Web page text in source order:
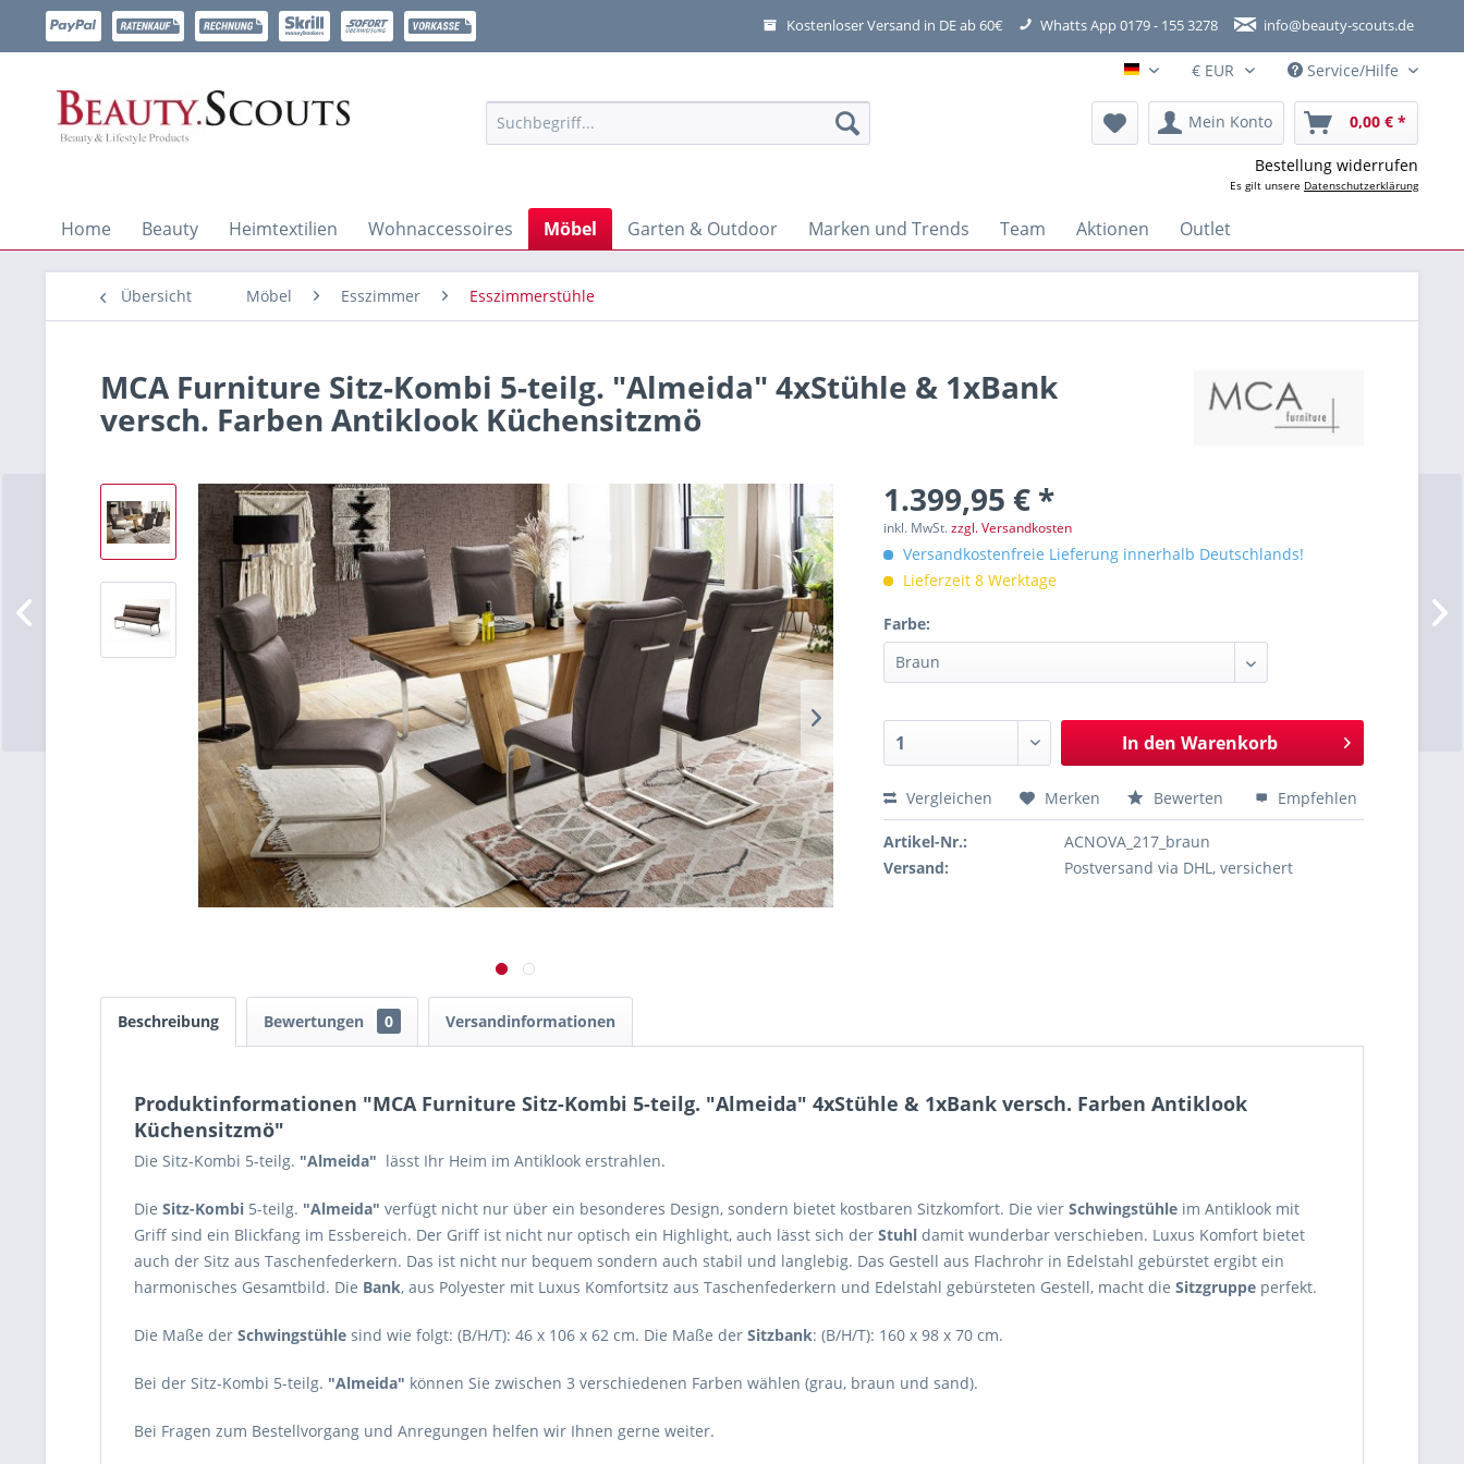
Kostenloser Versand in DE ab 60€ Whatts App 0179 - 155 3278 info@beauty-scouts.de
Hauptshop Deutsch Service/Hilfe
Mein Konto 0,00 € *
Bestellung widerrufen
Es gilt unsere Datenschutzerklärung
Home Beauty Heimtextilien Wohnaccessoires Möbel Garten & Outdoor Marken und Trends Team Aktionen Outlet
Übersicht Möbel Esszimmer Esszimmerstühle
MCA Furniture Sitz-Kombi 5-teilg. "Almeida" 4xStühle & 1xBank
versch. Farben Antiklook Küchensitzmö
1.399,95 € *
inkl. MwSt.zzgl. Versandkosten
Versandkostenfreie Lieferung innerhalb Deutschlands!
Lieferzeit 8 Werktage
Farbe:
In den Warenkorb
Vergleichen Merken Bewerten Empfehlen
Artikel-Nr.:
ACNOVA_217_braun
Versand:
Postversand via DHL, versichert
Beschreibung Bewertungen 0 Versandinformationen
Produktinformationen "MCA Furniture Sitz-Kombi 5-teilg. "Almeida" 4xStühle & 1xBank versch. Farben Antiklook
Küchensitzmö"
Die Sitz-Kombi 5-teilg. "Almeida" lässt Ihr Heim im Antiklook erstrahlen.
Die Sitz-Kombi 5-teilg. "Almeida" verfügt nicht nur über ein besonderes Design, sondern bietet kostbaren Sitzkomfort. Die vier Schwingstühle im Antiklook mit
Griff sind ein Blickfang im Essbereich. Der Griff ist nicht nur optisch ein Highlight, auch lässt sich der Stuhl damit wunderbar verschieben. Luxus Komfort bietet
auch der Sitz aus Taschenfederkern. Das ist nicht nur bequem sondern auch stabil und langlebig. Das Gestell aus Flachrohr in Edelstahl gebürstet ergibt ein
harmonisches Gesamtbild. Die Bank, aus Polyester mit Luxus Komfortsitz aus Taschenfederkern und Edelstahl gebürsteten Gestell, macht die Sitzgruppe perfekt.
Die Maße der Schwingstühle sind wie folgt: (B/H/T): 46 x 106 x 62 cm. Die Maße der Sitzbank: (B/H/T): 160 x 98 x 70 cm.
Bei der Sitz-Kombi 5-teilg. "Almeida" können Sie zwischen 3 verschiedenen Farben wählen (grau, braun und sand).
Bei Fragen zum Bestellvorgang und Anregungen helfen wir Ihnen gerne weiter.